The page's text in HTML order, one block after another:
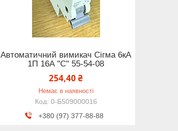
Автоматичний вимикач Сігма 6кА
1П 16А "С" 55-54-08
254,40 ₴
Немає в наявності
0-Б509000016
+380 (97) 377-88-88